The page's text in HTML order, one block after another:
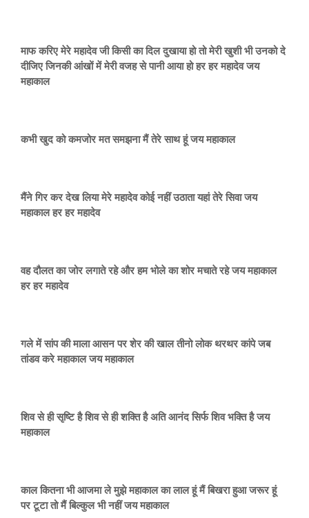
माफ करिए मेरे महादेव जी किसी का दिल दुखाया हो तो मेरी खुशी भी उनको दे
दीजिए जिनकी आंखों में मेरी वजह से पानी आया हो हर हर महादेव जय
महाकाल
कभी खुद को कमजोर मत समझना मैं तेरे साथ हूं जय महाकाल
मैंने गिर कर देख लिया मेरे महादेव कोई नहीं उठाता यहां तेरे सिवा जय
महाकाल हर हर महादेव
वह दौलत का जोर लगाते रहे और हम भोले का शोर मचाते रहे जय महाकाल
हर हर महादेव
गले में सांप की माला आसन पर शेर की खाल तीनो लोक थरथर कांपे जब
तांडव करे महाकाल जय महाकाल
शिव से ही सृष्टि है शिव से ही शक्ति है अति आनंद सिर्फ शिव भक्ति है जय
महाकाल
काल कितना भी आजमा ले मुझे महाकाल का लाल हूं मैं बिखरा हुआ जरूर हूं
पर टूटा तो मैं बिल्कुल भी नहीं जय महाकाल